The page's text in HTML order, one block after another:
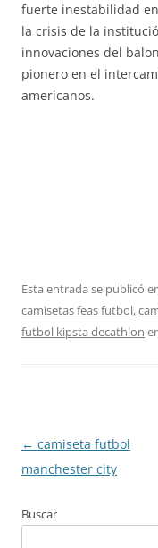
fuerte inestabilidad
la crisis de la
innovaciones del
pionero en el
americanos.
Esta entrada se publicó
camisetas feas futbol,
futbol kipsta decathlon
Navegación
de
← camiseta futbol
manchester city
Buscar